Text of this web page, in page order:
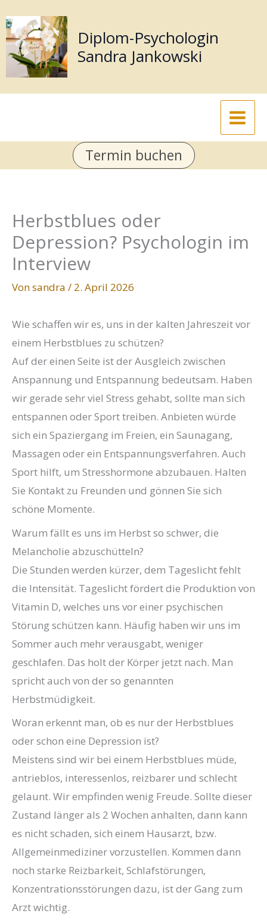
Inhalt
springen
Diplom-Psychologin
Sandra Jankowski
Termin buchen
Herbstblues oder
Depression? Psychologin im
Interview
Vonsandra / 2. April 2026
Wie schaffen wir es, uns in der kalten Jahreszeit vor
einem Herbstblues zu schützen?
Auf der einen Seite ist der Ausgleich zwischen
Anspannung und Entspannung bedeutsam. Haben
wir gerade sehr viel Stress gehabt, sollte man sich
entspannen oder Sport treiben. Anbieten würde
sich ein Spaziergang im Freien, ein Saunagang,
Massagen oder ein Entspannungsverfahren. Auch
Sport hilft, um Stresshormone abzubauen. Halten
Sie Kontakt zu Freunden und gönnen Sie sich
schöne Momente.
Warum fällt es uns im Herbst so schwer, die
Melancholie abzuschütteln?
Die Stunden werden kürzer, dem Tageslicht fehlt
die Intensität. Tageslicht fördert die Produktion von
Vitamin D, welches uns vor einer psychischen
Störung schützen kann. Häufig haben wir uns im
Sommer auch mehr verausgabt, weniger
geschlafen. Das holt der Körper jetzt nach. Man
spricht auch von der so genannten
Herbstmüdigkeit.
Woran erkennt man, ob es nur der Herbstblues
oder schon eine Depression ist?
Meistens sind wir bei einem Herbstblues müde,
antrieblos, interessenlos, reizbarer und schlecht
gelaunt. Wir empfinden wenig Freude. Sollte dieser
Zustand länger als 2 Wochen anhalten, dann kann
es nicht schaden, sich einem Hausarzt, bzw.
Allgemeinmediziner vorzustellen. Kommen dann
noch starke Reizbarkeit, Schlafstörungen,
Konzentrationsstörungen dazu, ist der Gang zum
Arzt wichtig.